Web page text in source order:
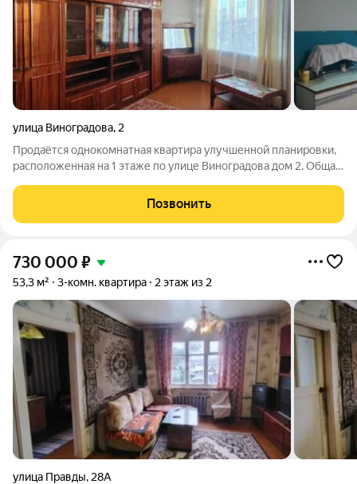
улица Виноградова, 2
Продаётся однокомнатная квартира улучшенной планировки,
расположенная на 1 этаже по улице Виноградова дом 2. Общая
12,2 кв.м. Высота потолков 2,8 метров. В квартире выполнен
косметический
Позвонить
730 000 ₽
53,3 м² 3-комн. квартира 2 этаж из 2
улица Правды, 28А